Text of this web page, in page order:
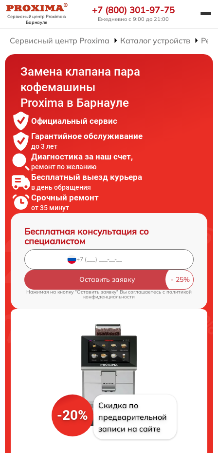
Сервисный центр Proximaв
Барнауле
+7 (800) 301-97-75
Ежедневно с 9:00 до 21:00
Сервисный центр Proxima Каталог устройств
Замена клапана пара
кофемашины
Proxima в Барнауле
Официальный сервис
Гарантийное обслуживание
до 3 лет
Диагностика за наш счет,
ремонт по желанию
Бесплатный выезд курьера
в день обращения
Срочный ремонт
от 35 минут
Бесплатная консультация со
специалистом
Оставить заявку
Нажимая на кнопку "Оставить заявку" Вы соглашаетесь cполитикой
конфиденциальности
-20%
Скидка по
предварительной
записи на сайте